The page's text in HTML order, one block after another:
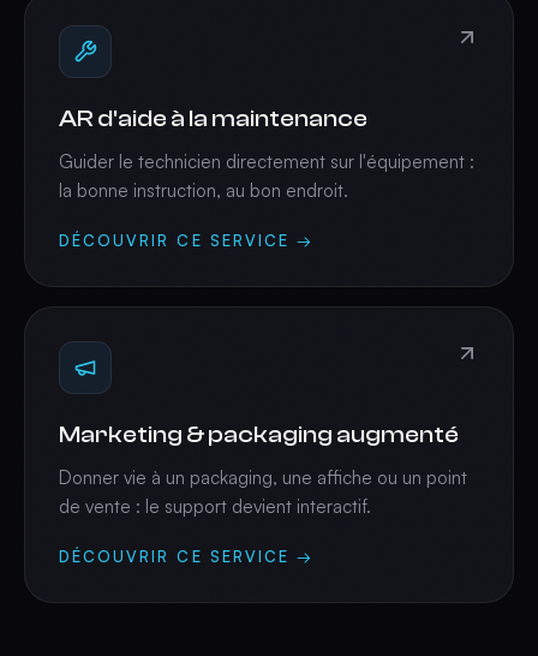
AR d'aide à la maintenance
Guider le technicien directement sur l'équipement :
la bonne instruction, au bon endroit.
DÉCOUVRIR CE SERVICE →
Marketing & packaging augmenté
Donner vie à un packaging, une affiche ou un point
de vente : le support devient interactif.
DÉCOUVRIR CE SERVICE →